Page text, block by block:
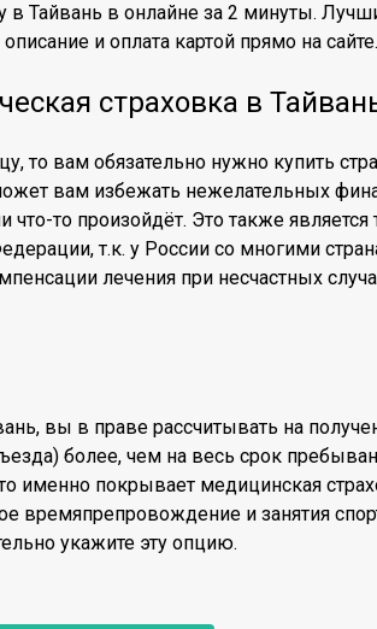
в Тайвань в онлайне за 2 минуты.
и оплата картой прямо на сайте.
страховка в
то вам обязательно нужно купить
вам избежать нежелательных
что-то произойдёт. Это также
т.к. у России со многими
лечения при несчастных
вы в праве рассчитывать на
более, чем на весь срок
именно покрывает медицинская
времяпрепровождение и занятия
укажите эту опцию.